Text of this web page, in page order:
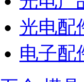
光电配
电子配